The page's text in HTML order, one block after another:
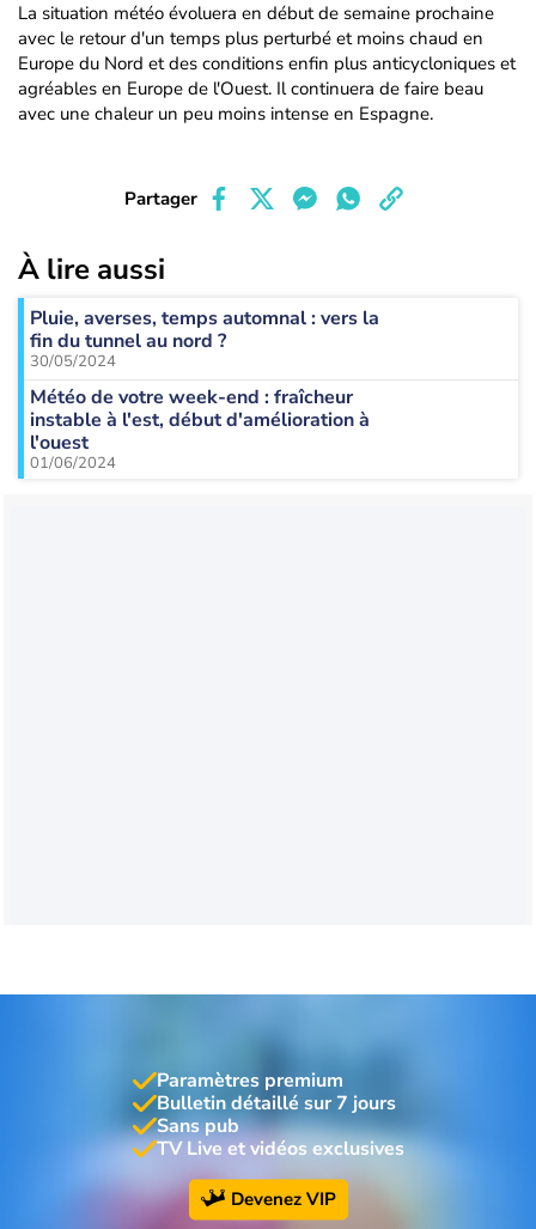
La situation météo évoluera en début de semaine prochaine
avec le retour d'un temps plus perturbé et moins chaud en
Europe du Nord et des conditions enfin plus anticycloniques et
agréables en Europe de l'Ouest. Il continuera de faire beau
avec une chaleur un peu moins intense en Espagne.
Partager
À lire aussi
Pluie, averses, temps automnal : vers la
fin du tunnel au nord ?
30/05/2024
Météo de votre week-end : fraîcheur
instable à l'est, début d'amélioration à
l'ouest
01/06/2024
Paramètres premium
Bulletin détaillé sur 7 jours
Sans pub
TV Live et vidéos exclusives
Devenez VIP